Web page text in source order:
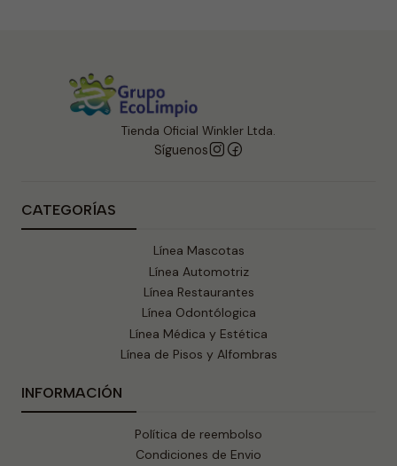
Tienda Oficial Winkler Ltda.
Síguenos
CATEGORÍAS
Línea Mascotas
Línea Automotriz
Línea Restaurantes
Línea Odontólogica
Línea Médica y Estética
Línea de Pisos y Alfombras
INFORMACIÓN
Política de reembolso
Condiciones de Envio